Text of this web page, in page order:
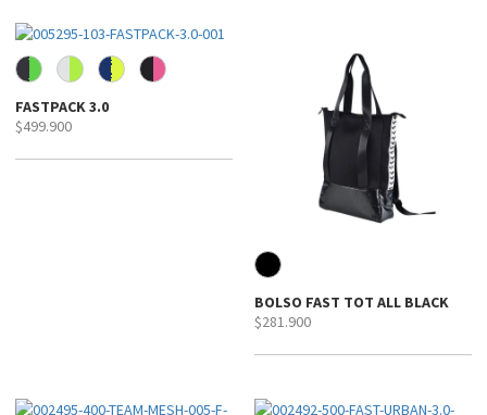
FASTPACK 3.0
$499.900
BOLSO FAST TOT ALL BLACK
$281.900